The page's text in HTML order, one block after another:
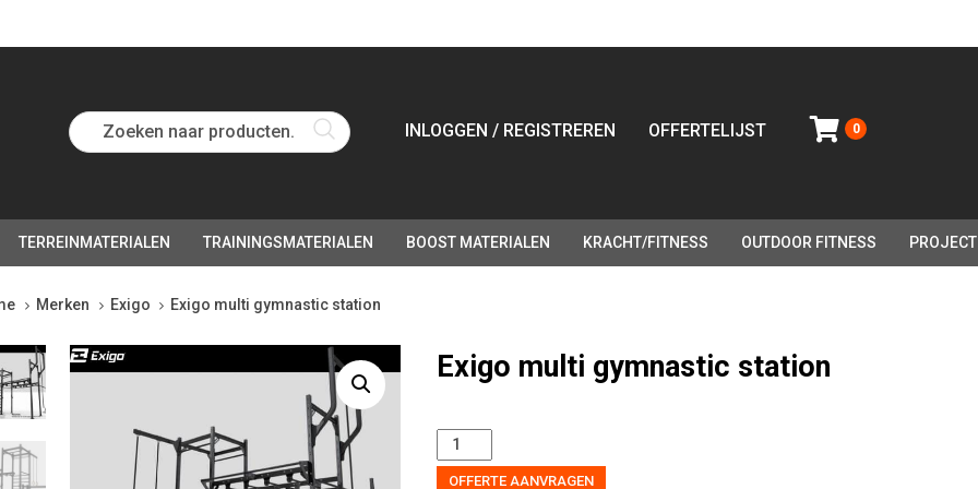
Zoeken naar producten... INLOGGEN / REGISTREREN OFFERTELIJST 0
TERREINMATERIALEN TRAININGSMATERIALEN BOOST MATERIALEN KRACHT/FITNESS OUTDOOR FITNESS
Merken Exigo Exigo multi gymnastic station
Exigo multi gymnastic station
OFFERTE AANVRAGEN